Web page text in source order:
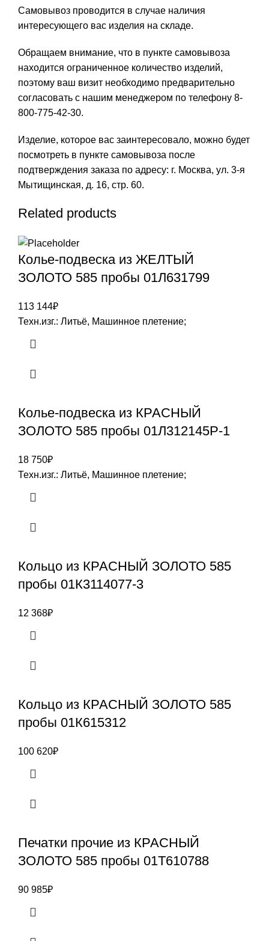
Самовывоз проводится в случае наличия
интересующего вас изделия на складе.
Обращаем внимание, что в пункте самовывоза
находится ограниченное количество изделий,
поэтому ваш визит необходимо предварительно
согласовать с нашим менеджером по телефону 8-
800-775-42-30.
Изделие, которое вас заинтересовало, можно будет
посмотреть в пункте самовывоза после
подтверждения заказа по адресу: г. Москва, ул. 3-я
Мытищинская, д. 16, стр. 60.
Related products
Колье-подвеска из ЖЕЛТЫЙ
ЗОЛОТО 585 пробы 01Л631799
113 144₽
Техн.изг.: Литьё, Машинное плетение;
Колье-подвеска из КРАСНЫЙ
ЗОЛОТО 585 пробы 01Л312145Р-1
18 750₽
Техн.изг.: Литьё, Машинное плетение;
Кольцо из КРАСНЫЙ ЗОЛОТО 585
пробы 01К3114077-3
12 368₽
Кольцо из КРАСНЫЙ ЗОЛОТО 585
пробы 01К615312
100 620₽
Печатки прочие из КРАСНЫЙ
ЗОЛОТО 585 пробы 01Т610788
90 985₽